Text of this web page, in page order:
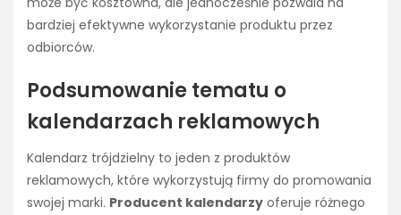
bardziej efektywne wykorzystanie produktu przez
odbiorców.
Podsumowanie tematu o
kalendarzach reklamowych
Kalendarz trójdzielny to jeden z produktów
reklamowych, które wykorzystują firmy do promowania
swojej marki. Producent kalendarzy oferuje różnego